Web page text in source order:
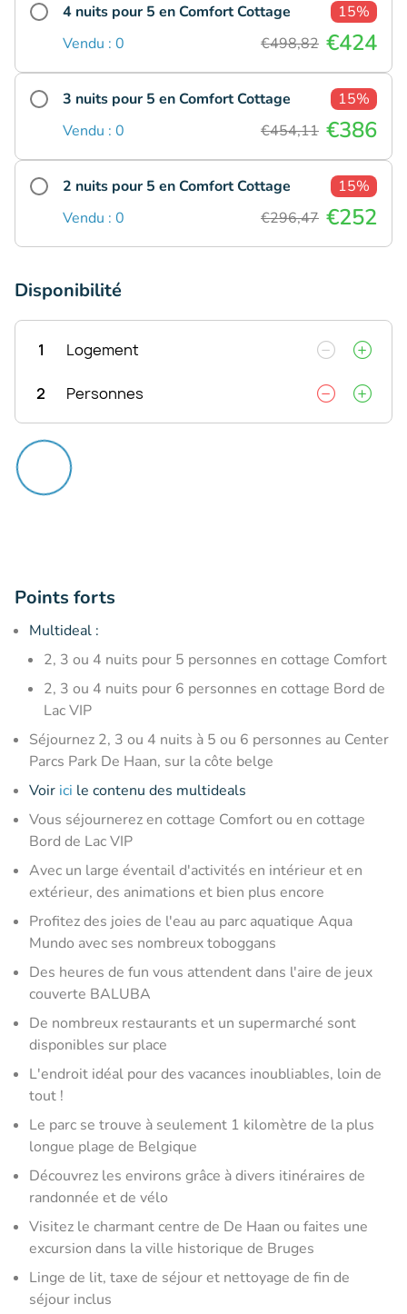
4 nuits pour 5 en Comfort Cottage
15%
Vendu : 0
€498,82 €424
3 nuits pour 5 en Comfort Cottage
15%
Vendu : 0
€454,11 €386
2 nuits pour 5 en Comfort Cottage
15%
Vendu : 0
€296,47 €252
Disponibilité
1 Logement
2 Personnes
Points forts
Multideal :
2, 3 ou 4 nuits pour 5 personnes en cottage Comfort
2, 3 ou 4 nuits pour 6 personnes en cottage Bord de
Lac VIP
Séjournez 2, 3 ou 4 nuits à 5 ou 6 personnes au Center
Parcs Park De Haan, sur la côte belge
Voir ici le contenu des multideals
Vous séjournerez en cottage Comfort ou en cottage
Bord de Lac VIP
Avec un large éventail d'activités en intérieur et en
extérieur, des animations et bien plus encore
Profitez des joies de l'eau au parc aquatique Aqua
Mundo avec ses nombreux toboggans
Des heures de fun vous attendent dans l'aire de jeux
couverte BALUBA
De nombreux restaurants et un supermarché sont
disponibles sur place
L'endroit idéal pour des vacances inoubliables, loin de
tout !
Le parc se trouve à seulement 1 kilomètre de la plus
longue plage de Belgique
Découvrez les environs grâce à divers itinéraires de
randonnée et de vélo
Visitez le charmant centre de De Haan ou faites une
excursion dans la ville historique de Bruges
Linge de lit, taxe de séjour et nettoyage de fin de
séjour inclus